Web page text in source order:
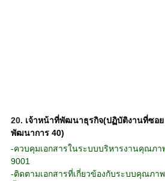
20. เจ้าหน้าที่พัฒนาธุรกิจ(ปฏิบัติงานที่ซอย
พัฒนาการ 40)
-ควบคุมเอกสารในระบบบริหารงานคุณภา
9001
-ติดตามเอกสารที่เกี่ยวข้องกับระบบคุณภา